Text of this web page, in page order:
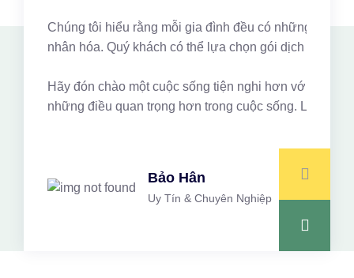
Chúng tôi hiểu rằng mỗi gia đình đều có những nhu
nhân hóa. Quý khách có thể lựa chọn gói dịch vụ
Hãy đón chào một cuộc sống tiện nghi hơn với Bảo
những điều quan trọng hơn trong cuộc sống. Liên hệ
Bảo Hân
Uy Tín & Chuyên Nghiệp